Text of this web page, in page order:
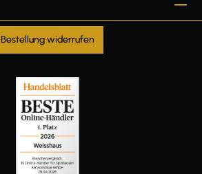
Bestellung widerrufen